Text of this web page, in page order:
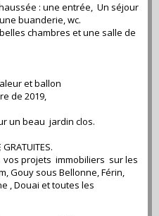
: une entrée, Un séjour
buanderie, wc.
chambres et une salle de
et ballon
de 2019,
un beau jardin clos.
GRATUITES.
vos projets immobiliers sur les
Gouy sous Bellonne, Férin,
, Douai et toutes les